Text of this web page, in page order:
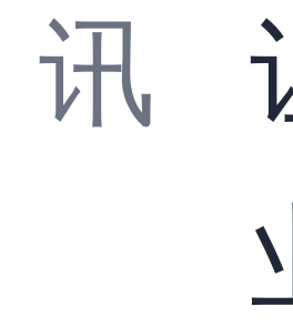
讯